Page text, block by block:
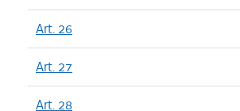
Art. 26
Art. 27
Art. 28